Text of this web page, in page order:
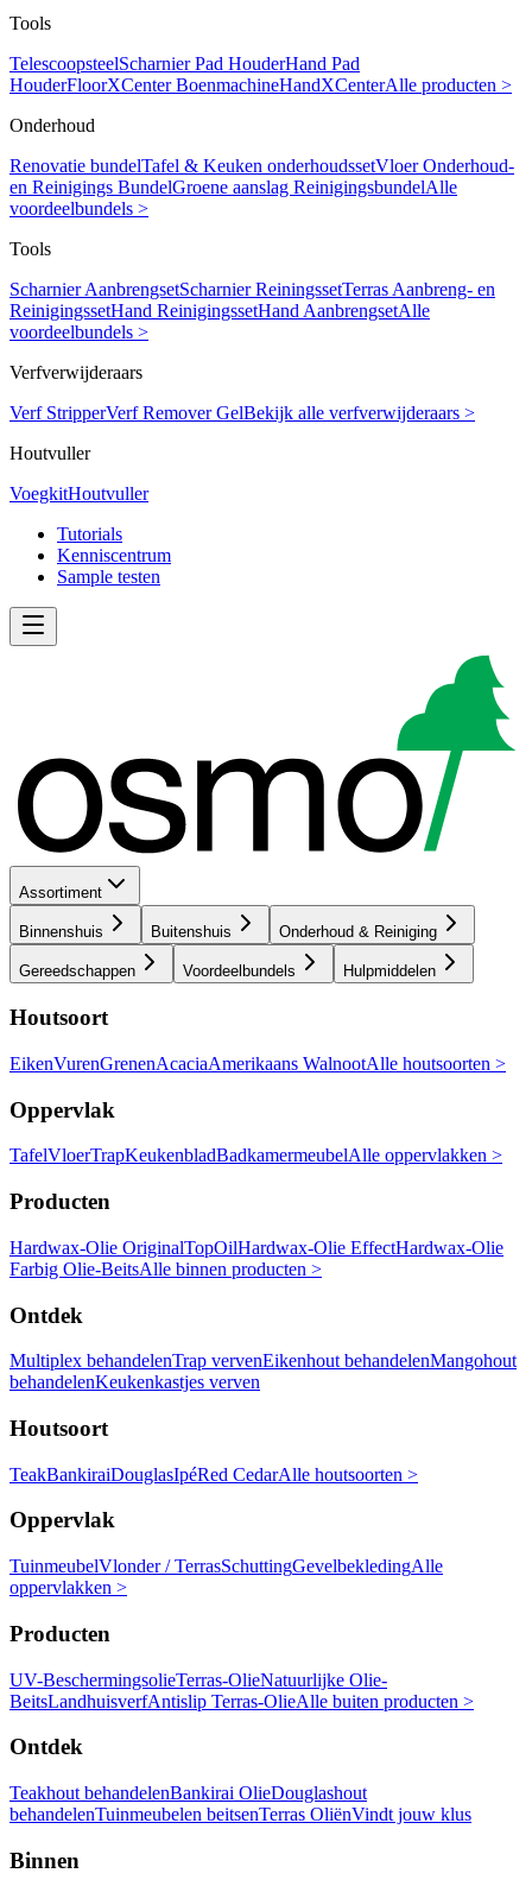
Tools
TelescoopsteelScharnier Pad HouderHand Pad
HouderFloorXCenter BoenmachineHandXCenterAlle producten >
Onderhoud
Renovatie bundelTafel & Keuken onderhoudssetVloer Onderhoud-
en Reinigings BundelGroene aanslag ReinigingsbundelAlle
voordeelbundels >
Tools
Scharnier AanbrengsetScharnier ReiningssetTerras Aanbreng- en
ReinigingssetHand ReinigingssetHand AanbrengsetAlle
voordeelbundels >
Verfverwijderaars
Verf StripperVerf Remover GelBekijk alle verfverwijderaars >
Houtvuller
VoegkitHoutvuller
Tutorials
Kenniscentrum
Sample testen
Assortiment
Binnenshuis Buitenshuis Onderhoud & Reiniging
Gereedschappen Voordeelbundels Hulpmiddelen
Houtsoort
EikenVurenGrenenAcaciaAmerikaans WalnootAlle houtsoorten >
Oppervlak
TafelVloerTrapKeukenbladBadkamermeubelAlle oppervlakken >
Producten
Hardwax-Olie OriginalTopOilHardwax-Olie EffectHardwax-Olie
Farbig Olie-BeitsAlle binnen producten >
Ontdek
Multiplex behandelenTrap vervenEikenhout behandelenMangohout
behandelenKeukenkastjes verven
Houtsoort
TeakBankiraiDouglasIpéRed CedarAlle houtsoorten >
Oppervlak
TuinmeubelVlonder / TerrasSchuttingGevelbekledingAlle
oppervlakken >
Producten
UV-BeschermingsolieTerras-OlieNatuurlijke Olie-
BeitsLandhuisverfAntislip Terras-OlieAlle buiten producten >
Ontdek
Teakhout behandelenBankirai OlieDouglashout
behandelenTuinmeubelen beitsenTerras OliënVindt jouw klus
Binnen